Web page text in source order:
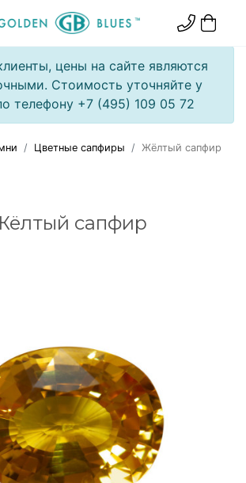
цены на сайте являются
Стоимость уточняйте у
телефону +7 (495) 109 05 72
Цветные сапфиры Жёлтый сапфир
сапфир